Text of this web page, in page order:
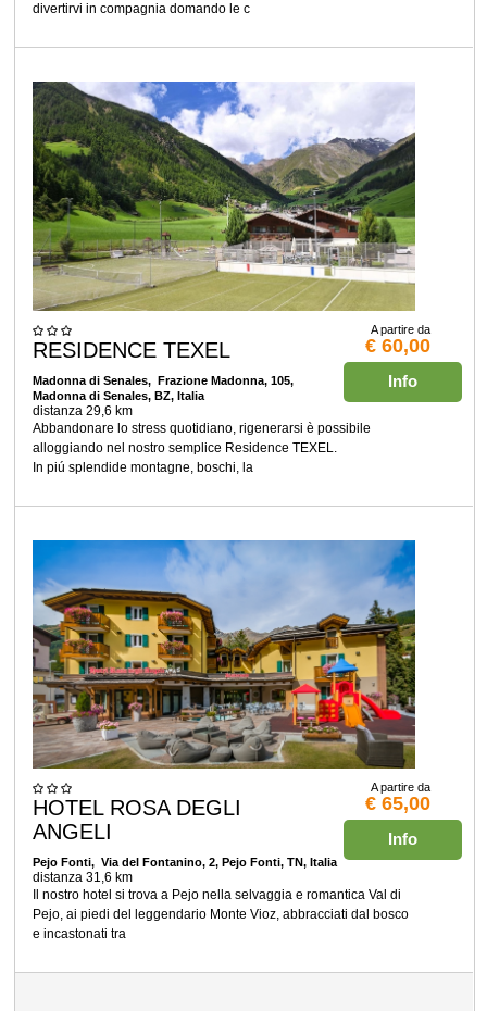
divertirvi in compagnia domando le c
A partire da
€ 60,00
Info
RESIDENCE TEXEL
Madonna di Senales, Frazione Madonna, 105,
Madonna di Senales, BZ, Italia
distanza 29,6 km
Abbandonare lo stress quotidiano, rigenerarsi è possibile
alloggiando nel nostro semplice Residence TEXEL.
In piú splendide montagne, boschi, la
A partire da
€ 65,00
Info
HOTEL ROSA DEGLI
ANGELI
Pejo Fonti, Via del Fontanino, 2, Pejo Fonti, TN, Italia
distanza 31,6 km
Il nostro hotel si trova a Pejo nella selvaggia e romantica Val di
Pejo, ai piedi del leggendario Monte Vioz, abbracciati dal bosco
e incastonati tra